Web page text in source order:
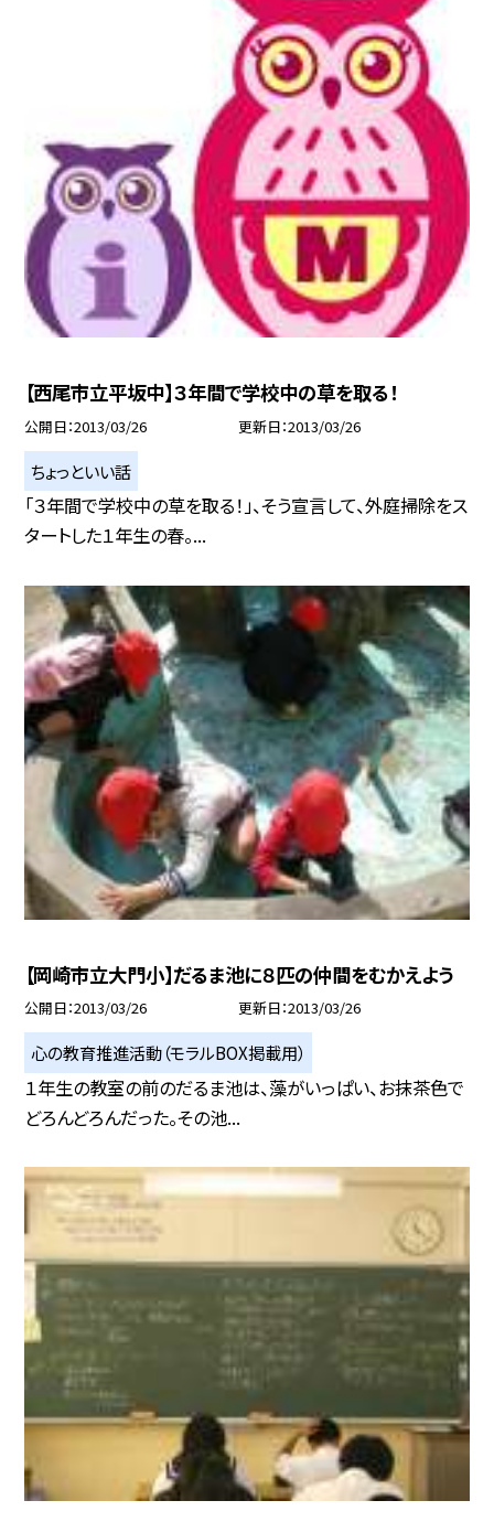
【西尾市立平坂中】３年間で学校中の草を取る！
公開日 2013/03/26 更新日 2013/03/26
ちょっといい話
「３年間で学校中の草を取る！」、そう宣言して、外庭掃除をス
タートした１年生の春。...
【岡崎市立大門小】だるま池に８匹の仲間をむかえよう
公開日 2013/03/26 更新日 2013/03/26
心の教育推進活動（モラルBOX掲載用）
１年生の教室の前のだるま池は、藻がいっぱい、お抹茶色で
どろんどろんだった。その池...